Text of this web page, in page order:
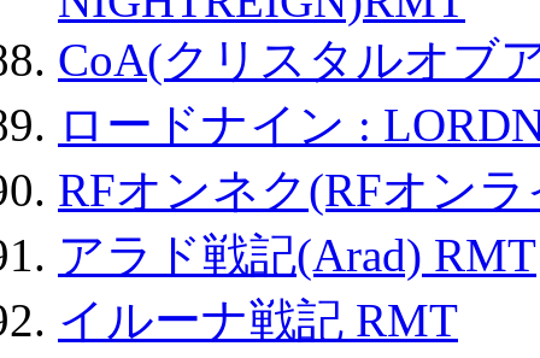
CoA(クリスタルオブ
ロードナイン :
RFオンネク(RFオン
アラド戦記(Arad) RMT
イルーナ戦記 RMT